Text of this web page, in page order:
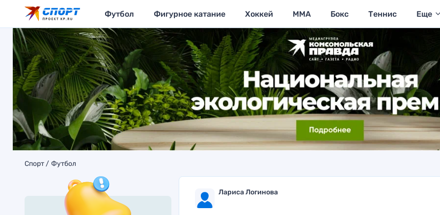
Футбол Фигурное катание Хоккей MMA Бокс Теннис Еще
Спорт Футбол
Лариса Логинова